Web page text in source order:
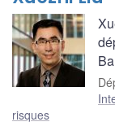
risques